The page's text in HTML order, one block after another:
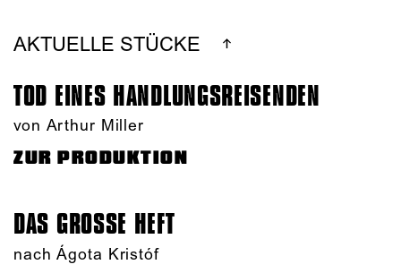
AKTUELLE STÜCKE
TOD EINES HANDLUNGS­REISENDEN
von Arthur Miller
ZUR PRODUKTION
DAS GROSSE HEFT
nach Ágota Kristóf